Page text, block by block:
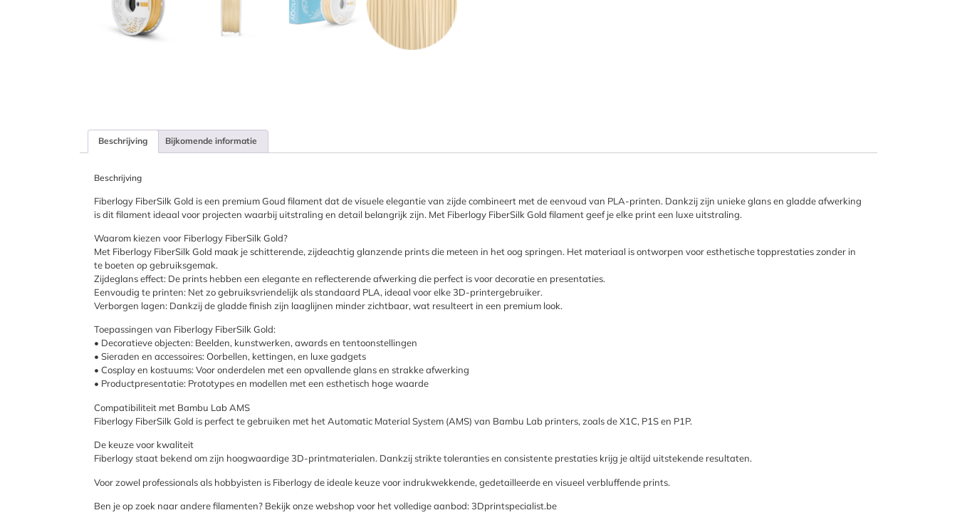
Beschrijving Bijkomende informatie
Beschrijving
Fiberlogy FiberSilk Gold is een premium Goud filament dat de visuele elegantie van zijde combineert met de eenvoud van PLA-printen. Dankzij zijn unieke glans en gladde afwerking
is dit filament ideaal voor projecten waarbij uitstraling en detail belangrijk zijn. Met Fiberlogy FiberSilk Gold filament geef je elke print een luxe uitstraling.
Waarom kiezen voor Fiberlogy FiberSilk Gold?
Met Fiberlogy FiberSilk Gold maak je schitterende, zijdeachtig glanzende prints die meteen in het oog springen. Het materiaal is ontworpen voor esthetische topprestaties zonder in
te boeten op gebruiksgemak.
Zijdeglans effect: De prints hebben een elegante en reflecterende afwerking die perfect is voor decoratie en presentaties.
Eenvoudig te printen: Net zo gebruiksvriendelijk als standaard PLA, ideaal voor elke 3D-printergebruiker.
Verborgen lagen: Dankzij de gladde finish zijn laaglijnen minder zichtbaar, wat resulteert in een premium look.
Toepassingen van Fiberlogy FiberSilk Gold:
• Decoratieve objecten: Beelden, kunstwerken, awards en tentoonstellingen
• Sieraden en accessoires: Oorbellen, kettingen, en luxe gadgets
• Cosplay en kostuums: Voor onderdelen met een opvallende glans en strakke afwerking
• Productpresentatie: Prototypes en modellen met een esthetisch hoge waarde
Compatibiliteit met Bambu Lab AMS
Fiberlogy FiberSilk Gold is perfect te gebruiken met het Automatic Material System (AMS) van Bambu Lab printers, zoals de X1C, P1S en P1P.
De keuze voor kwaliteit
Fiberlogy staat bekend om zijn hoogwaardige 3D-printmaterialen. Dankzij strikte toleranties en consistente prestaties krijg je altijd uitstekende resultaten.
Voor zowel professionals als hobbyisten is Fiberlogy de ideale keuze voor indrukwekkende, gedetailleerde en visueel verbluffende prints.
Ben je op zoek naar andere filamenten? Bekijk onze webshop voor het volledige aanbod: 3Dprintspecialist.be